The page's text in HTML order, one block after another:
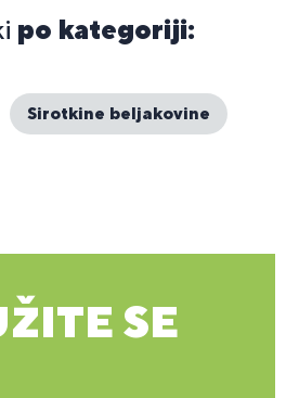
po kategoriji:
Sirotkine beljakovine
SE